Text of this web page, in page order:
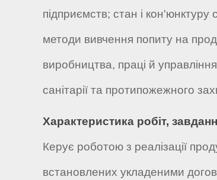
підприємств; стан і кон'юнктуру
методи вивчення попиту на
виробництва, праці й
санітарії та протипожежного
Характеристика робіт,
Керує роботою з реалізації
встановлених укладеними